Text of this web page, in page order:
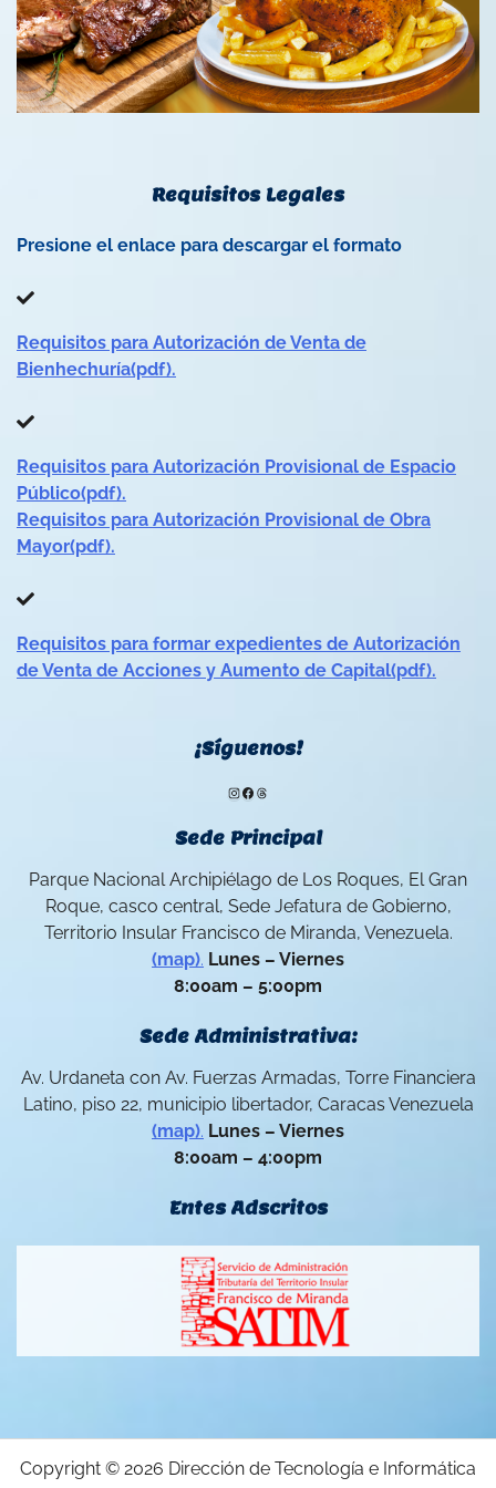
Requisitos Legales
Presione el enlace para descargar el formato
Requisitos para Autorización de Venta de
Bienhechuría(pdf).
Requisitos para Autorización Provisional de Espacio
Público(pdf).
Requisitos para Autorización Provisional de Obra
Mayor(pdf).
Requisitos para formar expedientes de Autorización
de Venta de Acciones y Aumento de Capital(pdf).
¡Síguenos!
Instagram
Facebook
Threads
Sede Principal
Parque Nacional Archipiélago de Los Roques, El Gran
Roque, casco central, Sede Jefatura de Gobierno,
Territorio Insular Francisco de Miranda, Venezuela.
(map). Lunes – Viernes
8:00am – 5:00pm
Sede Administrativa:
Av. Urdaneta con Av. Fuerzas Armadas, Torre Financiera
Latino, piso 22, municipio libertador, Caracas Venezuela
(map). Lunes – Viernes
8:00am – 4:00pm
Entes Adscritos
Copyright © 2026 Dirección de Tecnología e Informática